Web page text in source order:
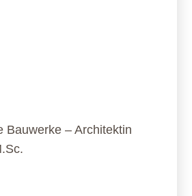
Bauwerke – Architektin